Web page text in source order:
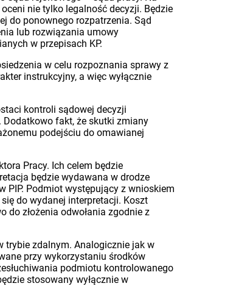
nie tylko legalność decyzji. Będzie
do ponownego rozpatrzenia. Sąd
lub rozwiązania umowy
w przepisach KP.
w celu rozpoznania sprawy z
instrukcyjny, a więc wyłącznie
kontroli sądowej decyzji
fakt, że skutki zmiany
podejściu do omawianej
Pracy. Ich celem będzie
będzie wydawana w drodze
PIP. Podmiot występujący z wnioskiem
do wydanej interpretacji. Koszt
do złożenia odwołania zgodnie z
trybie zdalnym. Analogicznie jak w
przy wykorzystaniu środków
podmiotu kontrolowanego
stosowany wyłącznie w